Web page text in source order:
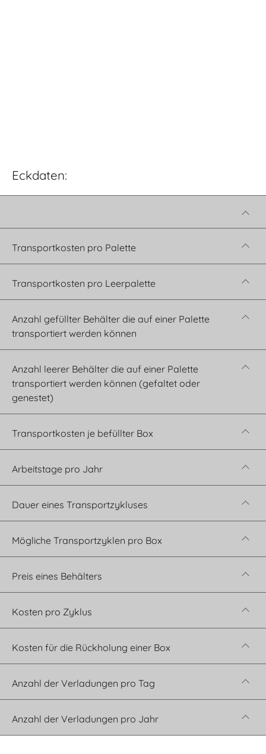
Eckdaten:
Transportkosten pro Palette
Transportkosten pro Leerpalette
Anzahl gefüllter Behälter die auf einer Palette
transportiert werden können
Anzahl leerer Behälter die auf einer Palette
transportiert werden können (gefaltet oder
genestet)
Transportkosten je befüllter Box
Arbeitstage pro Jahr
Dauer eines Transportzykluses
Mögliche Transportzyklen pro Box
Preis eines Behälters
Kosten pro Zyklus
Kosten für die Rückholung einer Box
Anzahl der Verladungen pro Tag
Anzahl der Verladungen pro Jahr